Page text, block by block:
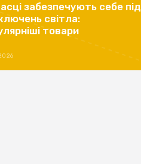
забезпечують себе під
світла:
товари